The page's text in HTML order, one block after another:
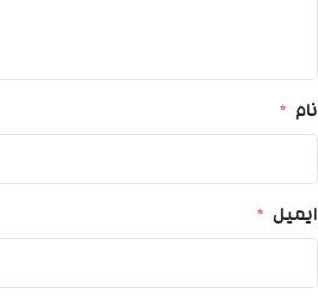
نام *
ایمیل *